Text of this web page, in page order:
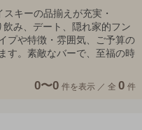
キーの品揃えが充実・
み、デート、隠れ家的フン
プや特徴・雰囲気、ご予算の
す。素敵なバーで、至福の時
0〜0 件を表示 ／ 全 0 件